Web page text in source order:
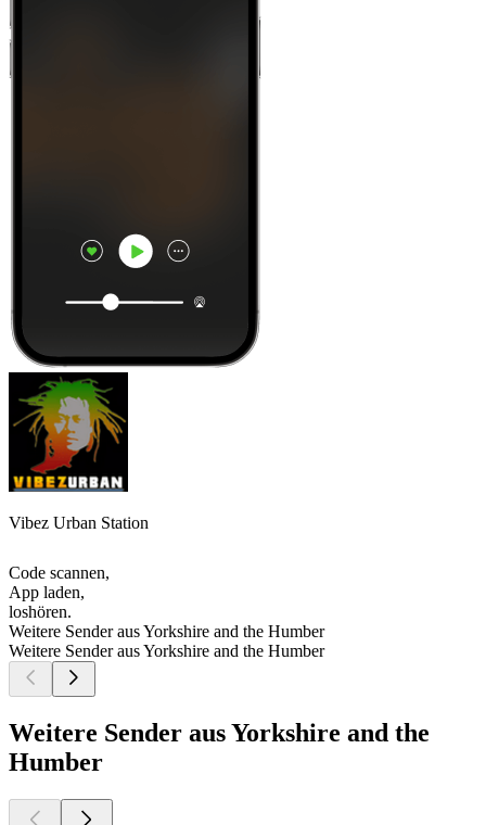
Vibez Urban Station
Code scannen,
App laden,
loshören.
Weitere Sender aus Yorkshire and the Humber
Weitere Sender aus Yorkshire and the Humber
Weitere Sender aus Yorkshire and the
Humber